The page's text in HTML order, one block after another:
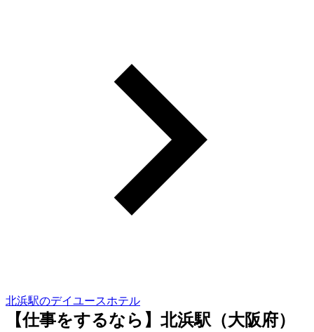
北浜駅のデイユースホテル
【仕事をするなら】北浜駅（大阪府）